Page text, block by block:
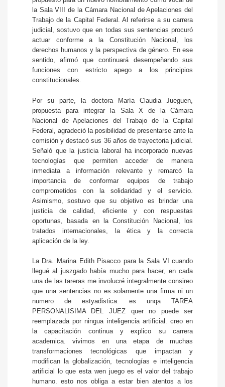
la Sala VIII de la Cámara Nacional de Apelaciones del
Trabajo de la Capital Federal. Al referirse a su carrera
judicial, sostuvo que en todas sus sentencias procuró
actuar conforme a la Constitución Nacional, los
derechos humanos y la perspectiva de género. En ese
sentido, afirmó que continuará desempeñando sus
funciones con estricto apego a los principios
constitucionales.
Por su parte, la doctora María Claudia Jueguen,
propuesta para integrar la Sala X de la Cámara
Nacional de Apelaciones del Trabajo de la Capital
Federal, agradeció la posibilidad de presentarse ante la
comisión y destacó sus 36 años de trayectoria judicial.
Señaló que la justicia laboral ha incorporado nuevas
tecnologías que permiten acceder de manera
inmediata a información relevante y remarcó la
importancia de conformar equipos de trabajo
comprometidos con la solidaridad y el servicio.
Asimismo, sostuvo que su objetivo es brindar una
justicia de calidad, eficiente y con respuestas
oportunas, basada en la Constitución Nacional, los
tratados internacionales, la ética y la correcta
aplicación de la ley.
La Dra. Marina Edith Pisacco para la Sala VI cuando
llegué al juszgado había mucho para hacer, en cada
una de las tareras me involucré integralmente consireo
que una sentencias no es solamente una firma ni un
numero de estyadistica. es unqa TAREA
PERSONALISIMA DEL JUEZ quer no puede ser
reemplazada por ningua inteligencia artificial. creo en
la capacitación continua y explico su carrera
academica. vivimos en una etapa de muchas
transformaciones tecnológicas que impactan y
modifican la globalización, tecnologías e inteligencia
artificial lo que esta wen juego es el valor del trabajo
humano. esto nos obliga a estar bien atentos a los